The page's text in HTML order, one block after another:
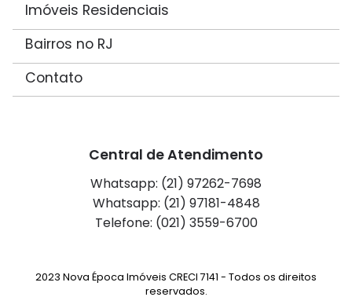
Imóveis Residenciais
Bairros no RJ
Contato
Central de Atendimento
Whatsapp: (21) 97262-7698
Whatsapp: (21) 97181-4848
Telefone: (021) 3559-6700
2023 Nova Época Imóveis CRECI 7141 - Todos os direitos
reservados.